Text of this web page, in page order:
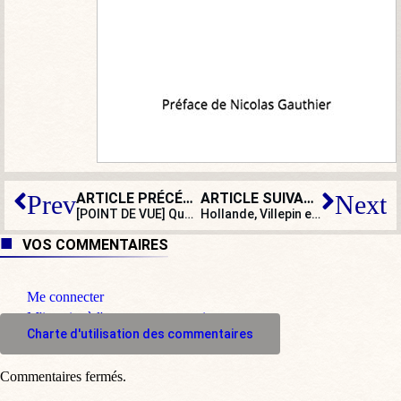
Prev ARTICLE PRÉCÉDENT
[POINT DE VUE] Quand le pape François psychiatrise les tradis
ARTICLE SUIVANT
Hollande, Villepin et Philippe en lice pour 2027 : la France mérite mieux Next
VOS COMMENTAIRES
Me connecter
M'inscrire à l'espace commentaire
Charte d'utilisation des commentaires
Commentaires fermés.